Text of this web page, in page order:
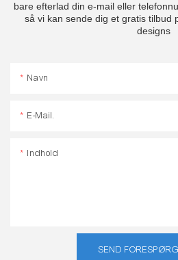
bare efterlad din e-mail eller
så vi kan sende dig et gratis tilbud
designs
Navn
E-Mail.
Indhold
SEND